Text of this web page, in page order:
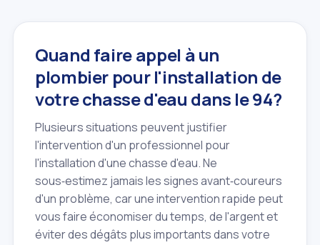
Quand faire appel à un
plombier pour l'installation de
votre chasse d'eau dans le 94?
Plusieurs situations peuvent justifier
l'intervention d'un professionnel pour
l'installation d'une chasse d'eau. Ne
sous‑estimez jamais les signes avant‑coureurs
d'un problème, car une intervention rapide peut
vous faire économiser du temps, de l'argent et
éviter des dégâts plus importants dans votre